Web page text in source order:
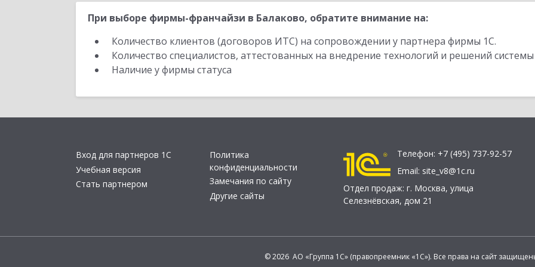
При выборе фирмы-франчайзи в Балаково, обратите внимание на:
Количество клиентов (договоров ИТС) на сопровождении у партнера фирмы 1С.
Количество специалистов, аттестованных на внедрение технологий и решений
Наличие у фирмы статуса
Вход для партнеров 1С
Учебная версия
Стать партнером
Политика
конфиденциальности
Замечания по сайту
Другие сайты
Телефон: +7 (495) 737-92-57
Email: site_v8@1c.ru
Отдел продаж: г. Москва, улица
Селезнёвская, дом 21
© 2026 АО «Группа 1С» (правопреемник «1С»). Все права на сайт